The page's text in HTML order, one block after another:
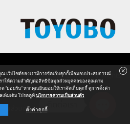
Company Limited. All Rights
byPowerplus
เป็นส่วนตัวIแผนผังเว็ปไซต์
เว็ปไซต์ของเรามีการจัดเก็บคุกกี้เพื่อมอบประสบการณ์
ราให้ความสำคัญต่อสิทธิข้อมูลส่วนบุคคลของคุณตาม
“ยอมรับ” หากคุณยินยอมให้เราจัดเก็บคุกกี้ ดูการตั้งค่า
เพิ่มเติม โปรดดูที่นโยบายความเป็นส่วนตัว
ตั้งค่าคุกกี้ติดต่อเรา